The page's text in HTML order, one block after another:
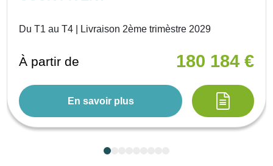
Du T1 au T4 | Livraison 2ème trimèstre 2029
À partir de 180 184 €
En savoir plus